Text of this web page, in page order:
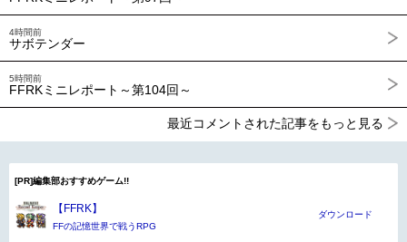
4時間前
サボテンダー
5時間前
FFRKミニレポート～第104回～
最近コメントされた記事をもっと見る
[PR]編集部おすすめゲーム!!
【FFRK】
FFの記憶世界で戦うRPG
ダウンロード